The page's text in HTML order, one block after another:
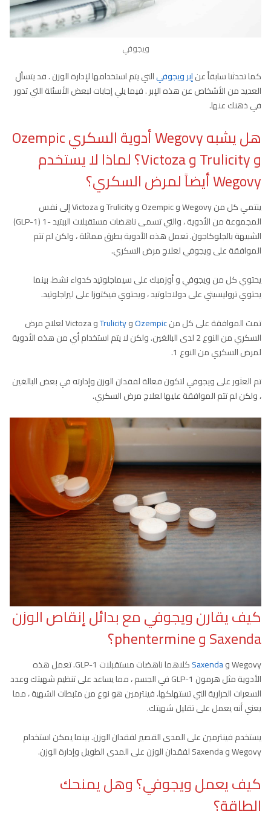
ويجوفي
كما تحدثنا سابقاً عنإبر ويجوفيالتي يتم استخدامها لإدارة الوزن . قد يتسأل
العديد من الأشخاص عن هذه الإبر . فيما يلي إجابات لبعض الأسئلة التي تدور
في ذهنك عنها.
هل يشبه Wegovy أدوية السكريOzempic
و Trulicity و Victoza؟ لماذا لا يستخدم
Wegovy أيضاً لمرض السكري؟
ينتمي كل من Wegovy و Ozempic و Trulicity و Victoza إلى نفس
المجموعة من الأدوية ، والتي تسمى ناهضات مستقبلات الببتيد -1 (GLP-1)
الشبيهة بالجلوكاجون. تعمل هذه الأدوية بطرق مماثلة ، ولكن لم تتم
الموافقة على ويجوفي لعلاج مرض السكري.
يحتوي كل من ويجوفي و أوزمبك على سيماجلوتيد كدواء نشط. بينما
يحتوي تروليسيتي على دولاجلوتيد ، ويحتوي فيكتوزا على ليراجلوتيد.
تمت الموافقة على كل منOzempicوTrulicity
و Victoza لعلاج مرض
السكري من النوع 2 لدى البالغين. ولكن لا يتم استخدام أي من هذه الأدوية
لمرض السكري من النوع 1.
تم العثور على ويجوفي لتكون فعالة لفقدان الوزن وإدارته في بعض البالغين
، ولكن لم تتم الموافقة عليها لعلاج مرض السكري.
كيف يقارن ويجوفي مع بدائل إنقاص الوزن
Saxenda و phentermine؟
Wegovy و Saxenda
كلاهما ناهضات مستقبلات GLP-1. تعمل هذه
الأدوية مثل هرمون GLP-1 في الجسم ، مما يساعد على تنظيم شهيتك وعدد
السعرات الحرارية التي تستهلكها. فينترمين هو نوع من مثبطات الشهية ، مما
يعني أنه يعمل على تقليل شهيتك.
يستخدم فينترمين على المدى القصير لفقدان الوزن. بينما يمكن استخدام
Wegovy و Saxenda لفقدان الوزن على المدى الطويل وإدارة الوزن.
كيف يعمل ويجوفي؟ وهل يمنحك
الطاقة؟